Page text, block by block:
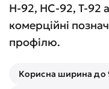
Н-92, НС-92, Т-92
комерційні
профілю.
Корисна ширина до